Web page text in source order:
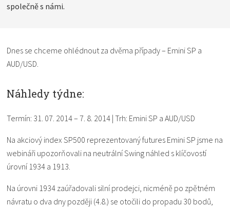
společně s námi.
Dnes se chceme ohlédnout za dvěma případy – Emini SP a
AUD/USD.
Náhledy týdne:
Termín: 31. 07. 2014 – 7. 8. 2014 | Trh: Emini SP a AUD/USD
Na akciový index SP500 reprezentovaný futures Emini SP jsme na
webináři upozorňovali na neutrální Swing náhled s klíčovostí
úrovní 1934 a 1913.
Na úrovni 1934 zaúřadovali silní prodejci, nicméně po zpětném
návratu o dva dny později (4.8.) se otočili do propadu 30 bodů,